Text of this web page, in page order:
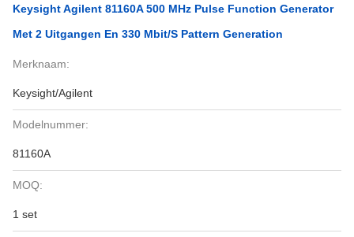
Keysight Agilent 81160A 500 MHz Pulse Function Generator
Met 2 Uitgangen En 330 Mbit/s Pattern Generation
Merknaam:
Keysight/Agilent
Modelnummer:
81160A
MOQ:
1 set